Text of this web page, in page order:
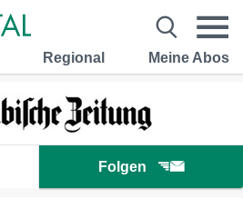
Regional Meine Abos
Folgen